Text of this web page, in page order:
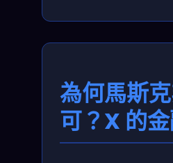
為何馬斯
可？X 的